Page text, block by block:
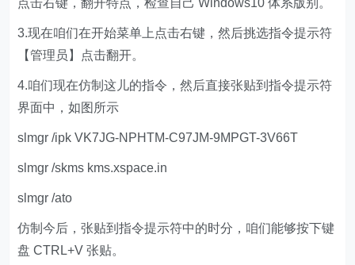
3.现在咱们在开始菜单上点击右键，然后挑选指令提示符
【管理员】点击翻开。
4.咱们现在仿制这儿的指令，然后直接张贴到指令提示符
界面中，如图所示
slmgr /ipk VK7JG-NPHTM-C97JM-9MPGT-3V66T
slmgr /skms kms.xspace.in
slmgr /ato
仿制今后，张贴到指令提示符中的时分，咱们能够按下键
盘 CTRL+V 张贴。